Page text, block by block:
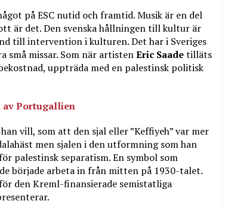
på ESC nutid och framtid. Musik är en del
är det. Den svenska hållningen till kultur är
till intervention i kulturen. Det har i Sveriges
små missar. Som när artistenEric Saadetilläts
uppträda med en palestinsk politisk
av Portugallien
vill, som att den sjal eller ”Keffiyeh” var mer
men sjalen i den utformning som han
palestinsk separatism. En symbol som
började arbeta in från mitten på 1930-talet.
den Kreml-finansierade semistatliga